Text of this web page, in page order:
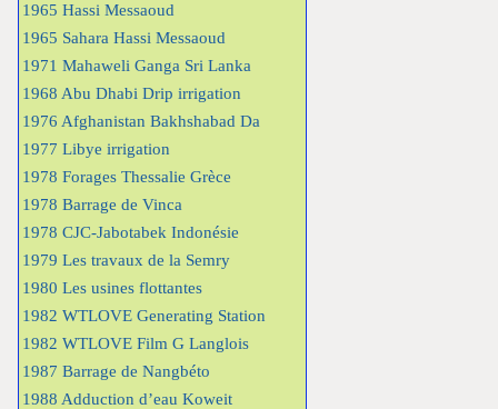
1965 Hassi Messaoud
1965 Sahara Hassi Messaoud
1971 Mahaweli Ganga Sri Lanka
1968 Abu Dhabi Drip irrigation
1976 Afghanistan Bakhshabad Da
1977 Libye irrigation
1978 Forages Thessalie Grèce
1978 Barrage de Vinca
1978 CJC-Jabotabek Indonésie
1979 Les travaux de la Semry
1980 Les usines flottantes
1982 WTLOVE Generating Station
1982 WTLOVE Film G Langlois
1987 Barrage de Nangbéto
1988 Adduction d’eau Koweit